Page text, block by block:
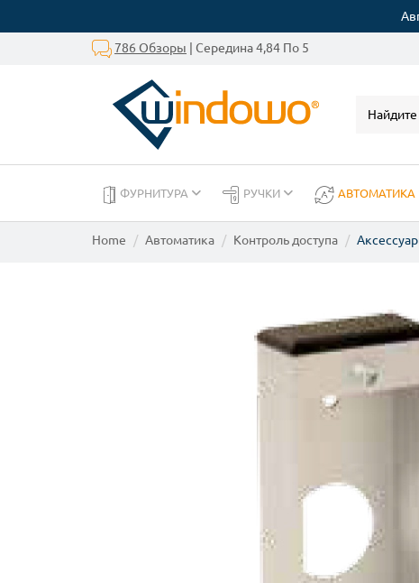
786 Обзоры | Середина 4,84 По 5
ФУРНИТУРА РУЧКИ АВТОМАТИКА
Home Автоматика Контроль доступа